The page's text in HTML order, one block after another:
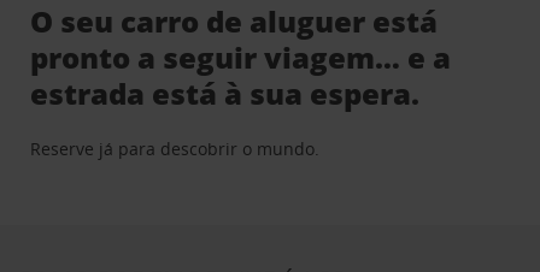
O seu carro de aluguer está
pronto a seguir viagem… e a
estrada está à sua espera.
Reserve já para descobrir o mundo.